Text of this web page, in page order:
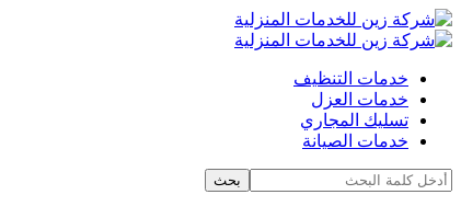
خدمات التنظيف
خدمات العزل
تسليك المجاري
خدمات الصيانة
بحث